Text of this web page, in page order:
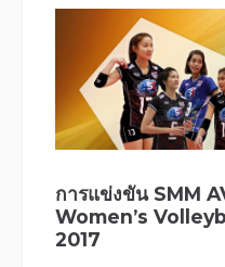
การแข่งขัน SMM
Women’s
2017